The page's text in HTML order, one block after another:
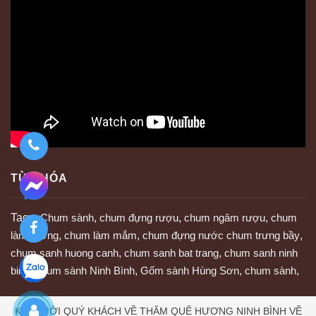
TỪ KHÓA
Tags:Chum sành, chum đựng rượu, chum ngâm rượu, chum
làm tương, chum làm mắm, chum đựng nước chum trưng bầy,
chum sanh huong canh, chum sanh bat trang, chum sanh ninh
binh,chum sành Ninh Bình, Gốm sành Hùng Sơn, chum sành,
KÍNH MỜI QUÝ KHÁCH VỀ THĂM QUÊ HƯƠNG NINH BÌNH VỀ